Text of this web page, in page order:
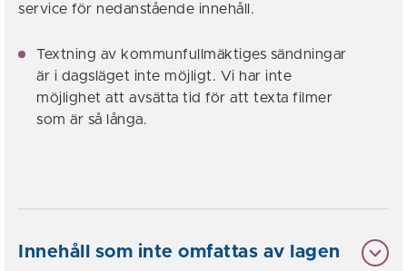
service för nedanstående innehåll.
Textning av kommunfullmäktiges sändningar
är i dagsläget inte möjligt. Vi har inte
möjlighet att avsätta tid för att texta filmer
som är så långa.
Innehåll som inte omfattas av lagen